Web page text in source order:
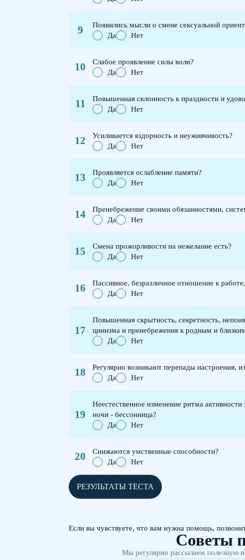
Появились мысли о смене сексуальной
Да
Нет
Слабое проявление силы воли?
Да
Нет
Повышенная склонность к праздности и
Да
Нет
Усиливается вздорность и неуживчивость?
Да
Нет
Проявляется ослабление памяти?
Да
Нет
Пренебрежение своими обязанностями,
Да
Нет
Смена прожорливости на нежелание есть?
Да
Нет
Пассивное, безразличное отношение к
Да
Нет
Повышенная скрытность, секретность,
цинизма и пренебрежения к родным и
Да
Нет
Регулярно возникают перепады настроения,
Да
Нет
Неестественное изменение ритма
ночи - бессонница?
Да
Нет
Снижаются умственные способности?
Да
Нет
РЕЗУЛЬТАТЫ ТЕСТА
Если вы чувствуете, что вам нужна помощь,
Советы
Мы регулярно рассылаем полезную